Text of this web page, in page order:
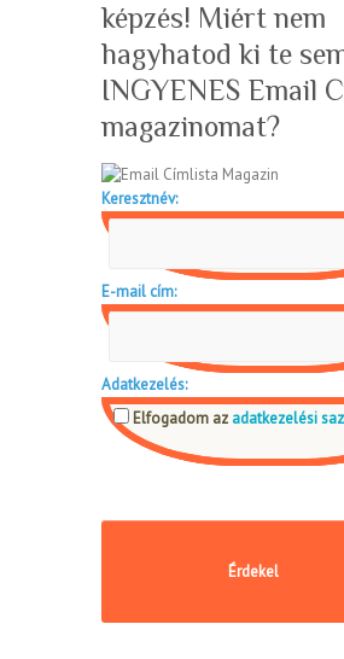
képzés! Miért nem
hagyhatod ki te
INGYENES Email
magazinomat?
Keresztnév:
E-mail cím:
Adatkezelés:
Elfogadom az adatkezelési